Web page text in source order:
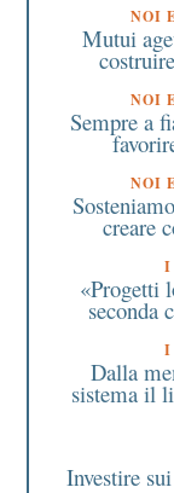
NOI
Mutui
NOI
Sempre a
NOI
creare
I
«Progetti
seconda
I
Dalla
sistema il
Investire